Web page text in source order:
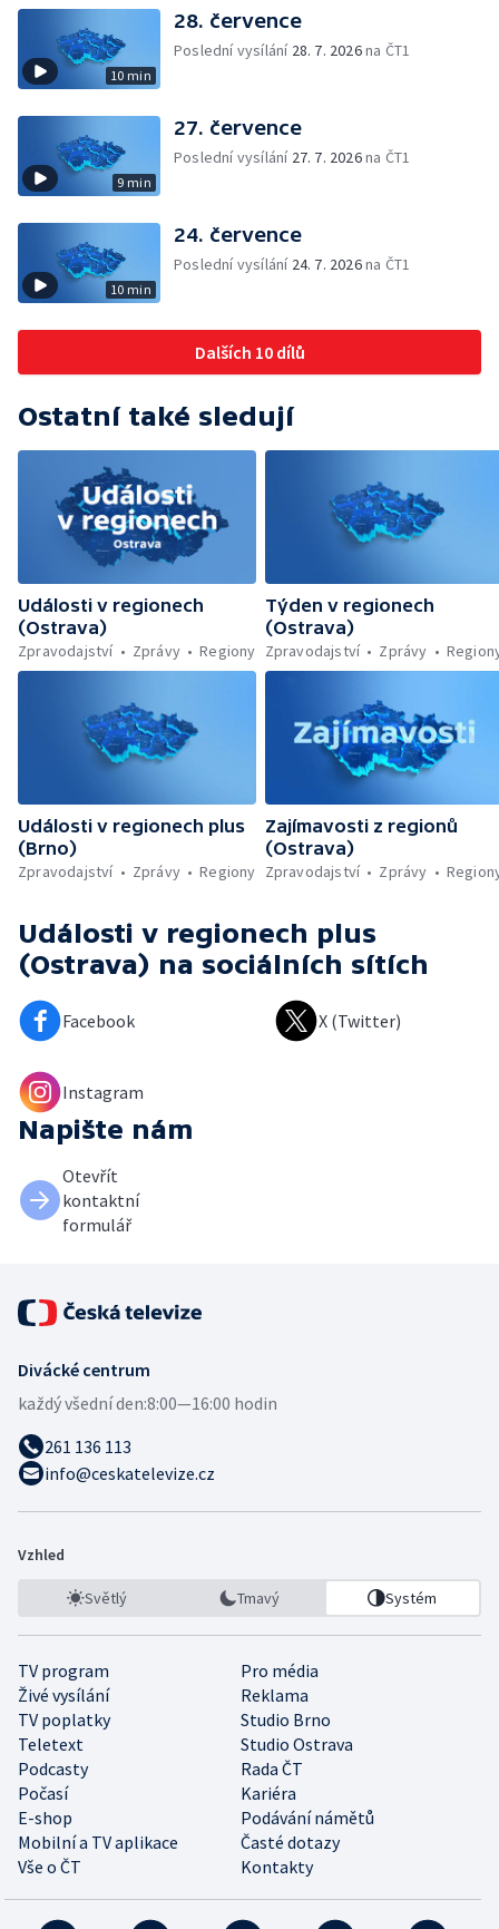
10 min
28. července
Poslední vysílání 28. 7. 2026na ČT1
9 min
27. července
Poslední vysílání 27. 7. 2026na ČT1
10 min
24. července
Poslední vysílání 24. 7. 2026na ČT1
Dalších 10 dílů
Ostatní také sledují
Události v regionech
(Ostrava)
Zpravodajství
Zprávy Regiony
Týden v regionech
(Ostrava)
Zpravodajství
Zprávy
Události v regionech plus
(Brno)
Zpravodajství
Zprávy Regiony
Zajímavosti z regionů
(Ostrava)
Zpravodajství
Zprávy
Události v regionech plus
(Ostrava) na sociálních sítích
Facebook X (Twitter)
Instagram
Napište nám
Otevřít
kontaktní
formulář
Divácké centrum
každý všední den:8:00—16:00 hodin
261 136 113
info@ceskatelevize.cz
Vzhled
Světlý Tmavý Systém
TV program
Pro média
Živé vysílání
Reklama
TV poplatky
Studio Brno
Teletext
Studio Ostrava
Podcasty
Rada ČT
Počasí
Kariéra
E-shop
Podávání námětů
Mobilní a TV aplikace
Časté dotazy
Vše o ČT
Kontakty